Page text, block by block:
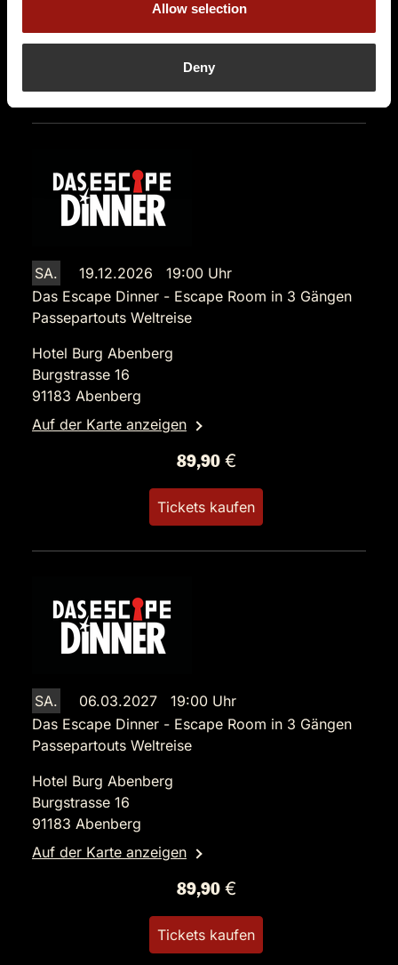
Allow selection
Deny
89,90 €
Tickets kaufen
SA.
19.12.2026 19:00 Uhr
Das Escape Dinner - Escape Room in 3 Gängen
Passepartouts Weltreise
Hotel Burg Abenberg
Burgstrasse 16
91183 Abenberg
Auf der Karte anzeigen
89,90 €
Tickets kaufen
SA.
06.03.2027 19:00 Uhr
Das Escape Dinner - Escape Room in 3 Gängen
Passepartouts Weltreise
Hotel Burg Abenberg
Burgstrasse 16
91183 Abenberg
Auf der Karte anzeigen
89,90 €
Tickets kaufen